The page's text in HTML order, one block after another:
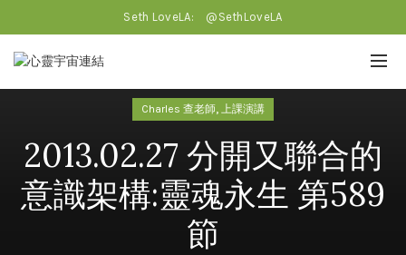
Seth LoveLA: @SethLoveLA
Charles 查老師, 上課演講
2013.02.27 分開又聯合的
意識架構:靈魂永生 第589
節